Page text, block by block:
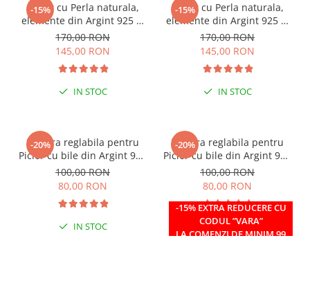
-15%
Colier cu Perla naturala,
elemente din Argint 925 si
margele Miyuki, multicolor
170,00 RON
145,00 RON
IN STOC
-15%
Colier cu Perla naturala,
elemente din Argint 925 si
margele Miyuki, verde/kiwi
170,00 RON
145,00 RON
IN STOC
-20%
Bratara reglabila pentru
Picior cu bile din Argint 925
si margele Miyuki rosii
100,00 RON
80,00 RON
IN STOC
-20%
-15% EXTRA REDUCERE CU
CODUL ”VARA”
LA COMENZI DE MINIM 99
Bratara reglabila pentru
Picior cu bile din Argint 925
si margele Miyuki verzi
100,00 RON
80,00 RON
IN STOC